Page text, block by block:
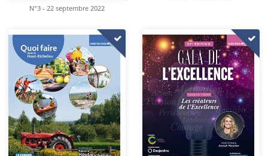
N°3 - 22 septembre 2022